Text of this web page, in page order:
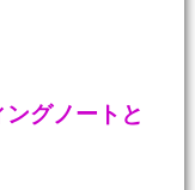
ングノートと